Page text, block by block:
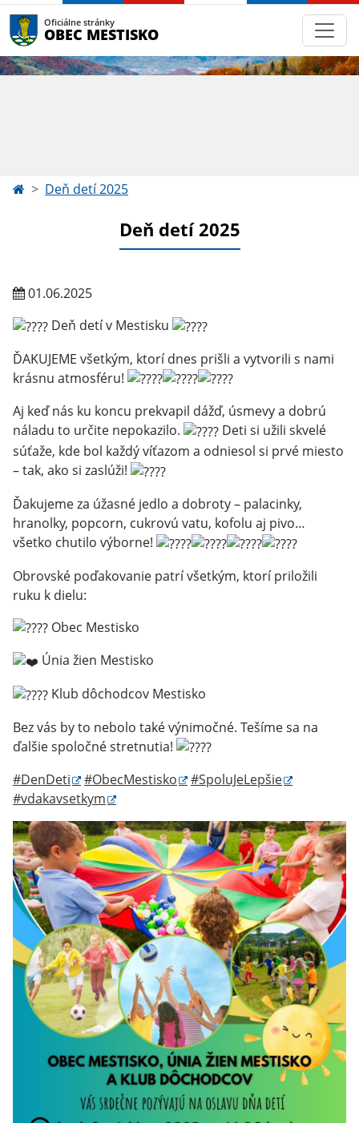
Oficiálne stránky
OBEC MESTISKO
Deň detí 2025
Deň detí 2025
01.06.2025
Deň detí v Mestisku
ĎAKUJEME všetkým, ktorí dnes prišli a vytvorili s nami
krásnu atmosféru!
Aj keď nás ku koncu prekvapil dážď, úsmevy a dobrú
náladu to určite nepokazilo.
Deti si užili skvelé
súťaže, kde bol každý víťazom a odniesol si prvé miesto
– tak, ako si zaslúži!
Ďakujeme za úžasné jedlo a dobroty – palacinky,
hranolky, popcorn, cukrovú vatu, kofolu aj pivo…
všetko chutilo výborne!
Obrovské poďakovanie patrí všetkým, ktorí priložili
ruku k dielu:
Obec Mestisko
Únia žien Mestisko
Klub dôchodcov Mestisko
Bez vás by to nebolo také výnimočné. Tešíme sa na
ďalšie spoločné stretnutia!
#DenDeti
#ObecMestisko
#SpoluJeLepšie
#vdakavsetkym